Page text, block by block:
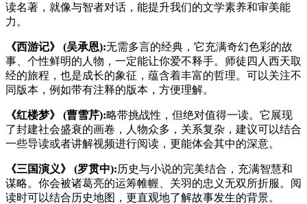
读名著，就像与智者对话，能提升我们的文学素养和审美能
力。
《西游记》 (吴承恩):无需多言的经典，它充满奇幻色彩的故
事、个性鲜明的人物，一定能让你爱不释手。师徒四人西天取
经的旅程，也是成长的象征，蕴含着丰富的哲理。可以关注不
同版本，例如带有注释的版本，方便理解。
《红楼梦》 (曹雪芹):略带挑战性，但绝对值得一读。它展现
了封建社会盛衰的画卷，人物众多，关系复杂，建议可以结合
一些导读或者讲解视频进行阅读，更能体会其中的深意。
《三国演义》 (罗贯中):历史与小说的完美结合，充满智慧和
谋略。你会被诸葛亮的运筹帷幄、关羽的忠义无双所折服。阅
读时可以结合历史地图，更直观地了解故事发生的背景。